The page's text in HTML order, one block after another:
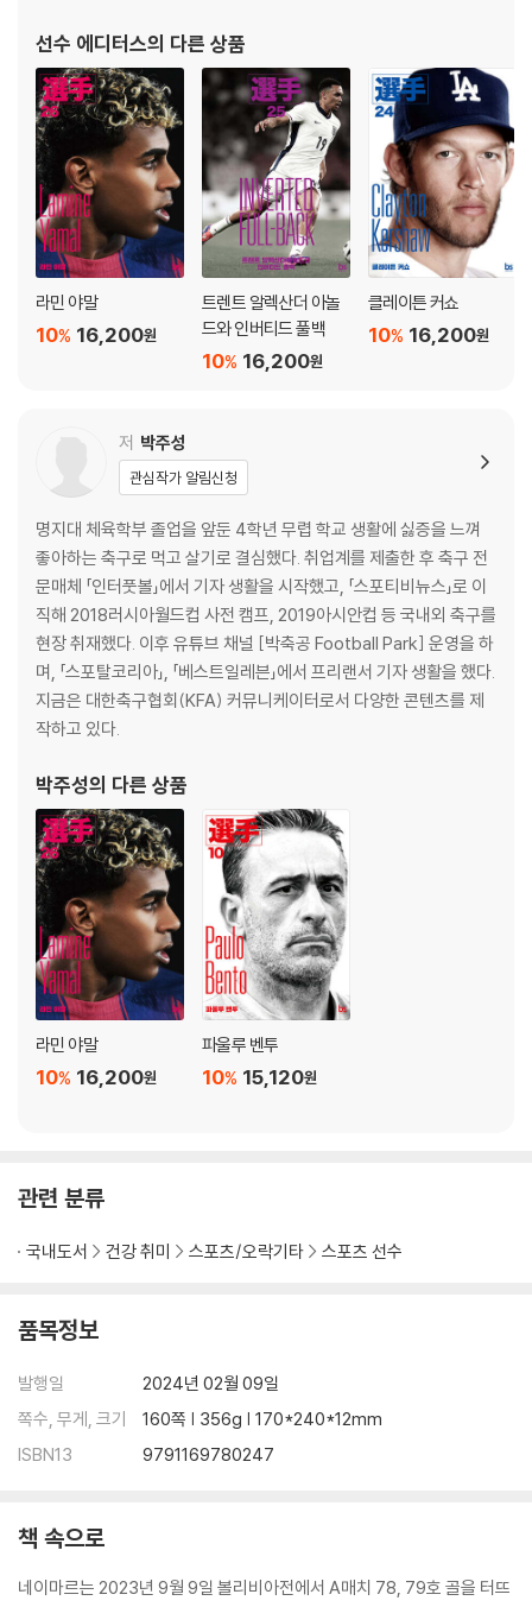
Neymar In Barcelona
01 바르셀로나에 온 브라질 축구 천재
02 MSN 라인의 탄생 그리고 트레블
03 네이마르는 왜 막기 어려울까
칼럼 | 캄프 누의 기적
칼럼 | 바르셀로나에서 뛴 브라질리언
Neymar In Paris
01 지구에서 가장 비싼 축구선수
02 PSG의 압도적인 일인자
칼럼 | 사우디아라비아로 떠난 네이마르
에필로그: Do your best and enjoy football
선수 에디터스의 다른 상품
라민 야말
16,200원
10%
트렌트 알렉산더 아놀
드와 인버티드 풀백
16,200원
10%
클레이튼 커쇼
16,200원
10%
저 박주성
관심작가 알림신청
명지대 체육학부 졸업을 앞둔 4학년 무렵 학교 생활에 싫증을 느껴
좋아하는 축구로 먹고 살기로 결심했다. 취업계를 제출한 후 축구 전
문매체 「인터풋볼」에서 기자 생활을 시작했고, 「스포티비뉴스」로 이
직해 2018러시아월드컵 사전 캠프, 2019아시안컵 등 국내외 축구를
현장 취재했다. 이후 유튜브 채널 [박축공 Football Park] 운영을 하
며, 「스포탈코리아」, 「베스트일레븐」에서 프리랜서 기자 생활을 했다.
지금은 대한축구협회(KFA) 커뮤니케이터로서 다양한 콘텐츠를 제
작하고 있다.
박주성의 다른 상품
라민 야말
16,200원
10%
파울루 벤투
15,120원
10%
관련 분류
국내도서 건강 취미 스포츠/오락기타 스포츠 선수
품목정보
발행일
2024년 02월 09일
쪽수, 무게, 크기
160쪽 | 356g | 170*240*12mm
ISBN13
9791169780247
책 속으로
네이마르는 2023년 9월 9일 볼리비아전에서 A매치 78, 79호 골을 터뜨